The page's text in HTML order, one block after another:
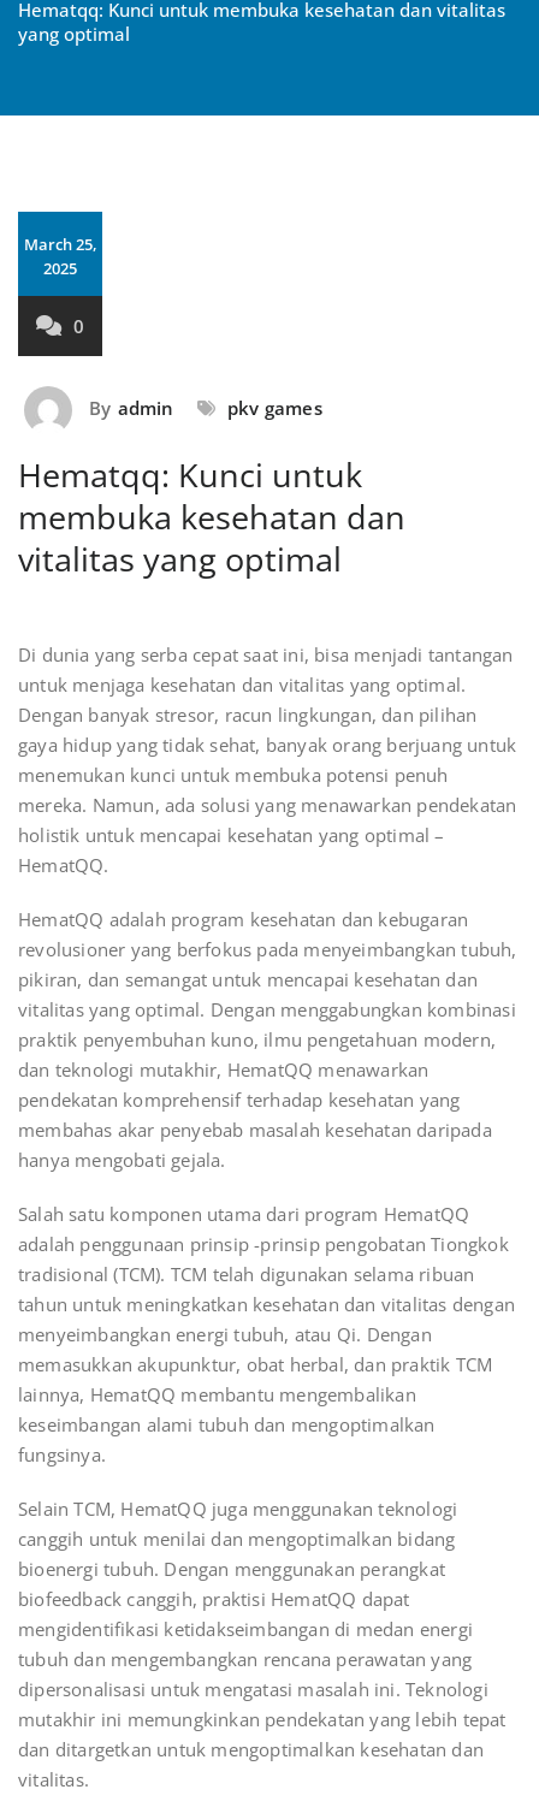
Hematqq: Kunci untuk membuka kesehatan dan vitalitas
yang optimal
March 25,
2025
0
By admin pkv games
Hematqq: Kunci untuk
membuka kesehatan dan
vitalitas yang optimal
Di dunia yang serba cepat saat ini, bisa menjadi tantangan
untuk menjaga kesehatan dan vitalitas yang optimal.
Dengan banyak stresor, racun lingkungan, dan pilihan
gaya hidup yang tidak sehat, banyak orang berjuang untuk
menemukan kunci untuk membuka potensi penuh
mereka. Namun, ada solusi yang menawarkan pendekatan
holistik untuk mencapai kesehatan yang optimal –
HematQQ.
HematQQ adalah program kesehatan dan kebugaran
revolusioner yang berfokus pada menyeimbangkan tubuh,
pikiran, dan semangat untuk mencapai kesehatan dan
vitalitas yang optimal. Dengan menggabungkan kombinasi
praktik penyembuhan kuno, ilmu pengetahuan modern,
dan teknologi mutakhir, HematQQ menawarkan
pendekatan komprehensif terhadap kesehatan yang
membahas akar penyebab masalah kesehatan daripada
hanya mengobati gejala.
Salah satu komponen utama dari program HematQQ
adalah penggunaan prinsip -prinsip pengobatan Tiongkok
tradisional (TCM). TCM telah digunakan selama ribuan
tahun untuk meningkatkan kesehatan dan vitalitas dengan
menyeimbangkan energi tubuh, atau Qi. Dengan
memasukkan akupunktur, obat herbal, dan praktik TCM
lainnya, HematQQ membantu mengembalikan
keseimbangan alami tubuh dan mengoptimalkan
fungsinya.
Selain TCM, HematQQ juga menggunakan teknologi
canggih untuk menilai dan mengoptimalkan bidang
bioenergi tubuh. Dengan menggunakan perangkat
biofeedback canggih, praktisi HematQQ dapat
mengidentifikasi ketidakseimbangan di medan energi
tubuh dan mengembangkan rencana perawatan yang
dipersonalisasi untuk mengatasi masalah ini. Teknologi
mutakhir ini memungkinkan pendekatan yang lebih tepat
dan ditargetkan untuk mengoptimalkan kesehatan dan
vitalitas.